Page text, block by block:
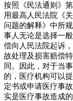
按照《民法通则》
用最高人民法院《
问题的解释》中所
事人无论是选择一
偿向人民法院起诉
故处理及损害赔偿
同。因此，对于当
的，医疗机构可以
定书或申请医疗事
实是医疗事故造成